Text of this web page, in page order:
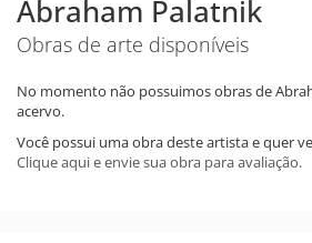
Abraham Palatnik
Obras de arte disponíveis
No momento não possuimos obras de
acervo.
Você possui uma obra deste artista e quer
Clique aqui e envie sua obra para avaliação.